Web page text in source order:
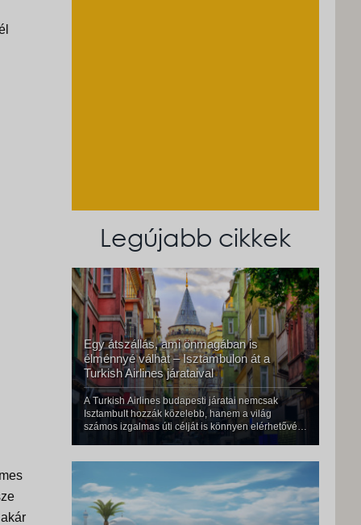
Legújabb cikkek
Egy átszállás, ami önmagában is
élménnyé válhat – Isztambulon át a
Turkish Airlines járataival
A Turkish Airlines budapesti járatai nemcsak
Isztambult hozzák közelebb, hanem a világ
számos izgalmas úti célját is könnyen elérhetővé